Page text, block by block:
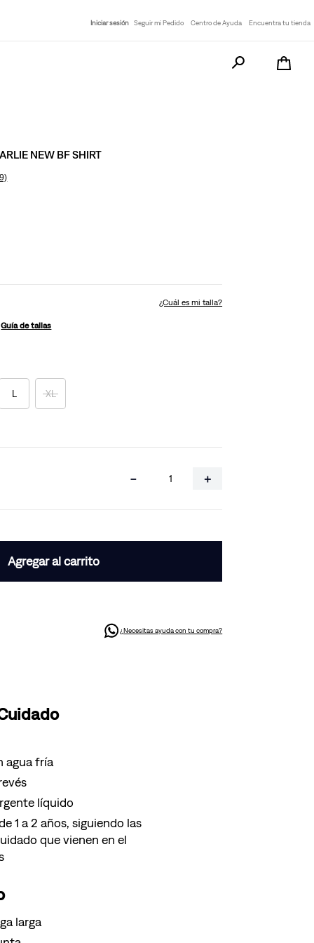
Iniciar sesión Seguir mi Pedido Centro de Ayuda Encuentra tu tienda
Busca tu producto
NEW BF SHIRT
¿Cuál es mi talla?
Guía de tallas
L XL
＋
－
Agregar al carrito
¿Necesitas ayuda con tu compra?
agua fría
líquido
1 a 2 años, siguiendo las
que vienen en el
larga